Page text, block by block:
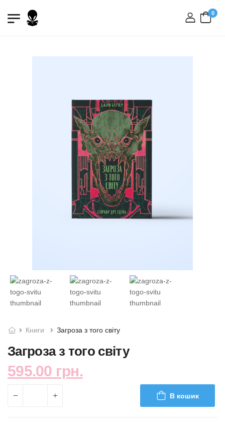
вхід
0
Книги Загроза з того світу
Загроза з того світу
595.00 грн.
В кошик